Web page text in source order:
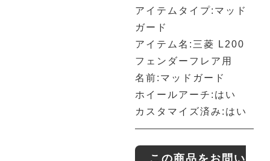
アイテムタイプ:マッド
ガード
アイテム名:三菱 L200
フェンダーフレア用
名前:マッドガード
ホイールアーチ:はい
カスタマイズ済み:はい